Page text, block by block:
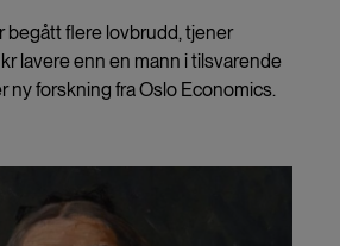
begått flere lovbrudd, tjener
lavere enn en mann i tilsvarende
ny forskning fra Oslo Economics.